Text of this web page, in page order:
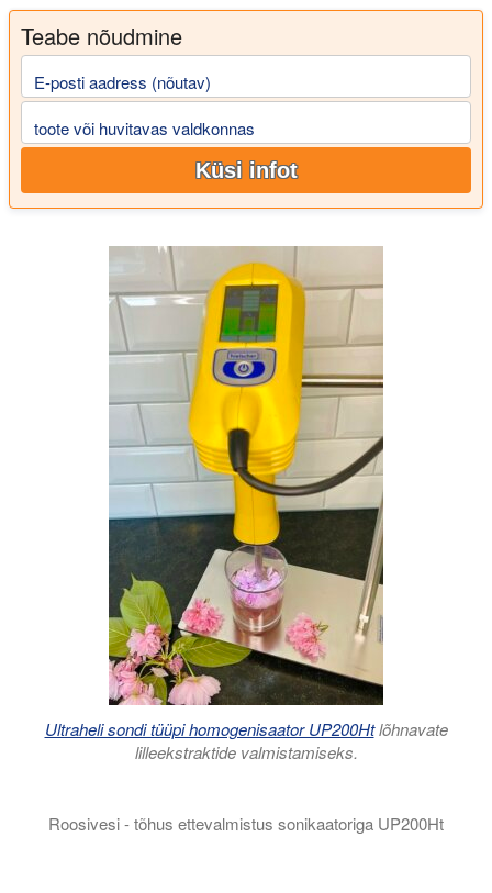
Teabe nõudmine
E-posti aadress (nõutav)
toote või huvitavas valdkonnas
Küsi infot
Ultraheli sondi tüüpi homogenisaator UP200Htlõhnavate
lilleekstraktide valmistamiseks.
Roosivesi - tõhus ettevalmistus sonikaatoriga UP200Ht